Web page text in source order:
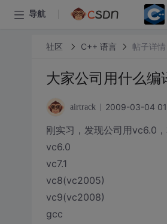
导航
社区 C++ 语言 帖子详情
大家公司用什么编
airtrack 2009-03-04
刚实习，发现公司用vc6.0
vc6.0
vc7.1
vc8(vc2005)
vc9(vc2008)
gcc